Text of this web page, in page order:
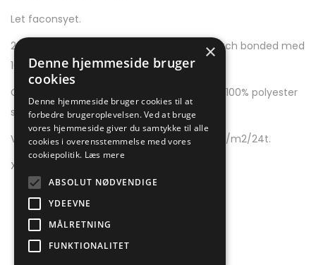
Let faconsyet.
240 g/m2, 100% polyester mechanical stretch bonded med
100% Polyester single jersey.
Charcoal Twill: 100% polyester bonded med 100% polyester
single jersey.
Vandtæthed 10000 mm, åndbarhed 3000 g/m2/24t.
XS – XXL
×
Denne hjemmeside bruger
cookies
Denne hjemmeside bruger cookies til at
forbedre brugeroplevelsen. Ved at bruge
vores hjemmeside giver du samtykke til alle
cookies i overensstemmelse med vores
cookiepolitik. Læs mere
ABSOLUT NØDVENDIGE
YDEEVNE
MÅLRETNING
FUNKTIONALITET